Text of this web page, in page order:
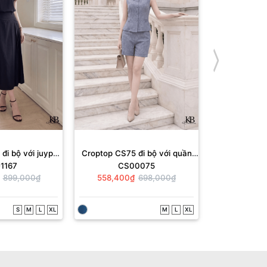
đi bộ với juyp
899,000₫
S M L XL
Croptop CS75 đi bộ với quần
QS397.
CS00075
558,400₫ 698,000₫
M L XL